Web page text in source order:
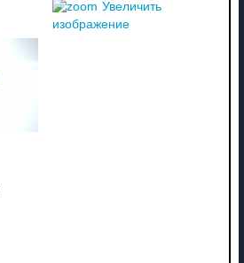
Увеличить
изображение